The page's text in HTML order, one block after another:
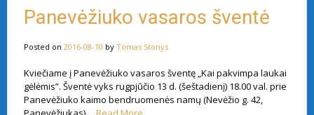
Panevėžiuko vasaros šventė
Posted on 2016-08-10 by Tomas Stonys
Kviečiame į Panevėžiuko vasaros šventę „Kai pakvimpa laukai
gėlėmis”. Šventė vyks rugpjūčio 13 d. (šeštadienį) 18.00 val. prie
Panevėžiuko kaimo bendruomenės namų (Nevėžio g. 42,